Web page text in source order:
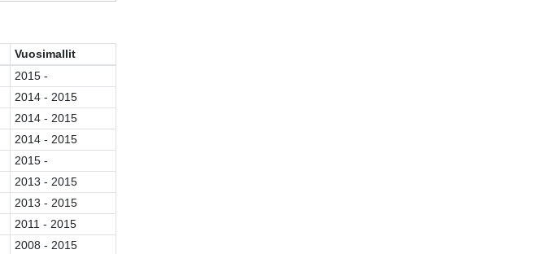
Vuosimallit
2015 -
2014 - 2015
2014 - 2015
2014 - 2015
2015 -
2013 - 2015
2013 - 2015
2011 - 2015
2008 - 2015